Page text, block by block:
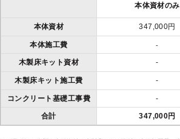
本体資材のみ
本体資材 347,000円
本体施工費 -
木製床キット資材 -
木製床キット施工費 -
コンクリート基礎工事費 -
合計 347,000円